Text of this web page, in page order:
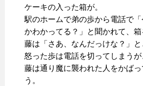
ケーキの入った箱が。
駅のホームで弟の歩から電話で「
かわかってる？」と聞かれて、
藤は「さあ、なんだっけな？」と
怒った歩は電話を切ってしまう
藤は通り魔に襲われた人をかばっ
う。